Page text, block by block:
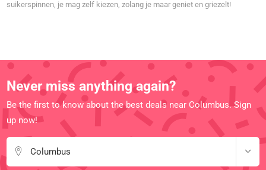
suikerspinnen, je mag zelf kiezen, zolang je maar geniet en griezelt!
Never miss anything again?
Be the first to know about the best deals near Columbus. Sign
up now!
Columbus